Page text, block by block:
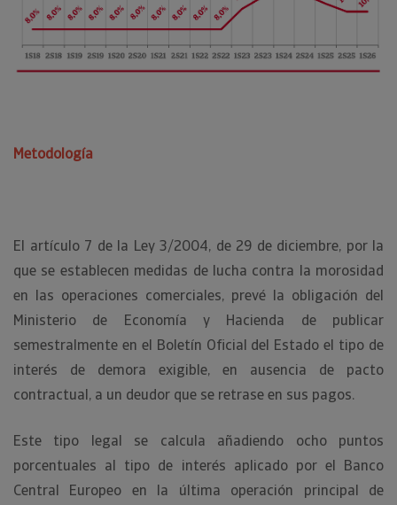
Metodología
El artículo 7 de la Ley 3/2004, de 29 de diciembre, por la
que se establecen medidas de lucha contra la morosidad
en las operaciones comerciales, prevé la obligación del
Ministerio de Economía y Hacienda de publicar
semestralmente en el Boletín Oficial del Estado el tipo de
interés de demora exigible, en ausencia de pacto
contractual, a un deudor que se retrase en sus pagos.
Este tipo legal se calcula añadiendo ocho puntos
porcentuales al tipo de interés aplicado por el Banco
Central Europeo en la última operación principal de